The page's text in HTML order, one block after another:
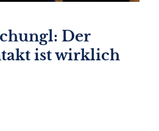
Der
ist wirklich